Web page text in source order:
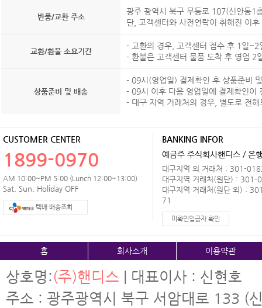
반품/교환 주소
광주 광역시 북구 무등로 107(신안동1
단, 고객센터와 사전연락이 취해진 이
교환/환불 소요기간
- 교환의 경우, 고객센터 접수 후 1일~2
- 환불은 고객센터 물품 도착 후 영업 2
상품준비 및 배송
- 09시(영업일) 결제확인 후 상품준비
- 09시 이후 다음 영업일에 결제확인이
- 대구 지역 거래처의 경우, 별도로 전
CUSTOMER CENTER
1899-0970
AM 10:00~PM 5:00 (Lunch 12:00~13:00)
Sat, Sun, Holiday OFF
택배 배송조회
BANKING INFOR
예금주 주식회사핸디스 / 은
대구지역 외 거래처 : 301-
대구지역 거래처(원단) :
대구지역 거래처(원단 외) :
71
미확인입금자 확인
홈 회사소개 이용약관
상호명:(주)핸디스 | 대표이사 : 신현호
주소 : 광주광역시 북구 서암대로 133 (